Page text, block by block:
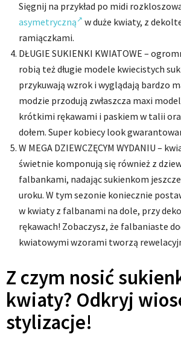
Sięgnij na przykład po midi
asymetryczną
w duże kwiaty, z
ramiączkami.
DŁUGIE SUKIENKI KWIATOWE –
robią też długie modele kwiecistych
przykuwają wzrok i wyglądają bardzo
modzie przodują zwłaszcza maxi
krótkimi rękawami i paskiem w talii
dołem. Super kobiecy look
W MEGA DZIEWCZĘCYM WYDANIU –
świetnie komponują się również z
falbankami, nadając sukienkom
uroku. W tym sezonie koniecznie
w kwiaty z falbanami na dole, przy
rękawach! Zobaczysz, że falbaniaste
kwiatowymi wzorami tworzą
Z czym nosić
kwiaty? Odkryj
stylizacje!